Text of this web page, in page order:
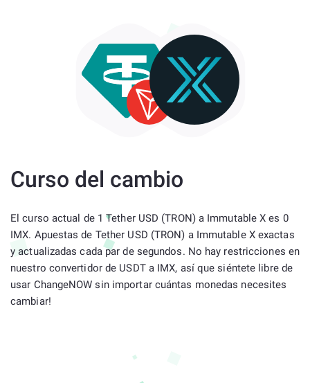
Curso del cambio
El curso actual de 1 Tether USD (TRON) a Immutable X es 0
IMX. Apuestas de Tether USD (TRON) a Immutable X exactas
y actualizadas cada par de segundos. No hay restricciones en
nuestro convertidor de USDT a IMX, así que siéntete libre de
usar ChangeNOW sin importar cuántas monedas necesites
cambiar!